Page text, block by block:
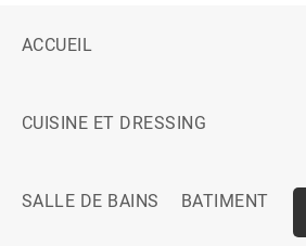
ACCUEIL
CUISINE ET DRESSING
SALLE DE BAINS BATIMENT